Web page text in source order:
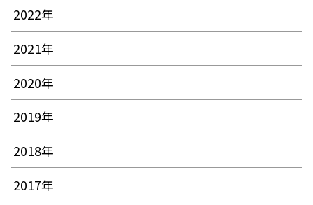
2022年
2021年
2020年
2019年
2018年
2017年